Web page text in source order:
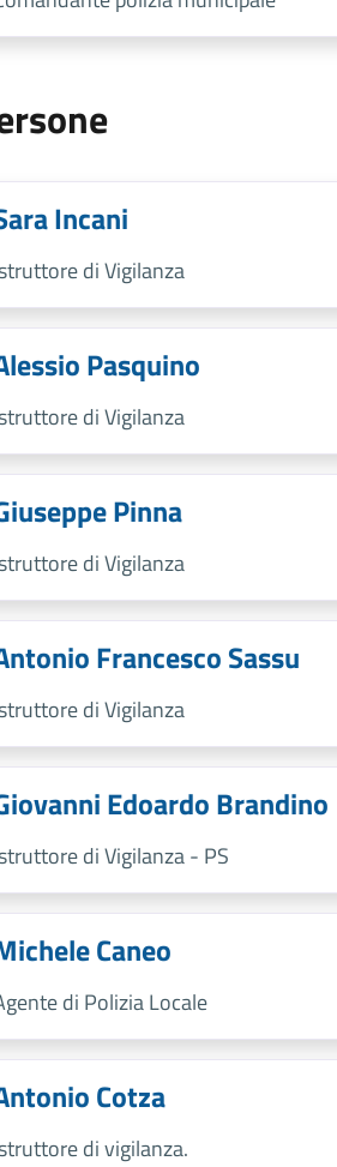
Incani
di Vigilanza
Pasquino
di Vigilanza
Pinna
di Vigilanza
Francesco Sassu
di Vigilanza
Edoardo Brandino
di Vigilanza - PS
Caneo
di Polizia Locale
Cotza
di vigilanza.